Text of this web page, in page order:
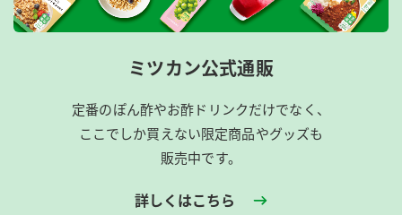
ミツカン公式通販
定番のぽん酢やお酢ドリンクだけでなく、
ここでしか買えない限定商品やグッズも
販売中です。
詳しくはこちら